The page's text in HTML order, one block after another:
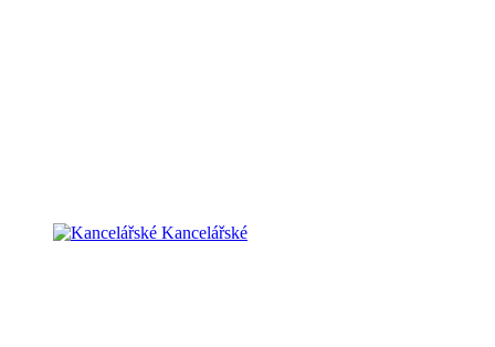
Kancelářské